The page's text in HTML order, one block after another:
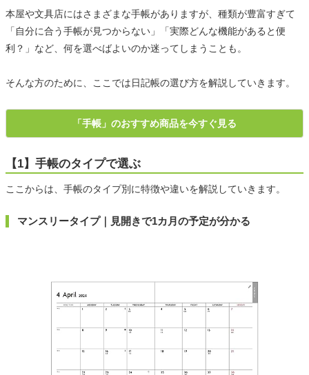
本屋や文具店にはさまざまな手帳がありますが、種類が豊富すぎて
「自分に合う手帳が見つからない」「実際どんな機能があると便
利？」など、何を選べばよいのか迷ってしまうことも。
そんな方のために、ここでは日記帳の選び方を解説していきます。
「手帳」のおすすめ商品を今すぐ見る
【1】手帳のタイプで選ぶ
ここからは、手帳のタイプ別に特徴や違いを解説していきます。
マンスリータイプ｜見開きで1カ月の予定が分かる